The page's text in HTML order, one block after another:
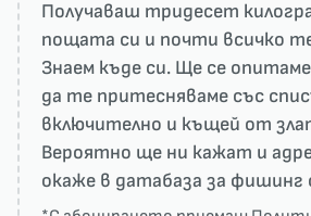
Получаваш тридесет
пощата си и почти всичко
Знаем къде си. Ще се
да те притесняваме със
включително и къщей от
Вероятно ще ни кажат и
окаже в датабаза за фишинг